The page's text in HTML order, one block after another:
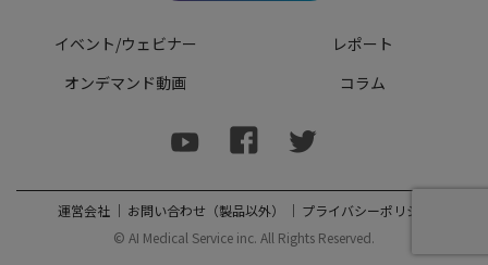
イベント/ウェビナー
レポート
オンデマンド動画
コラム
© AI Medical Service inc. All Rights Reserved.
運営会社 ｜ お問い合わせ（製品以外） ｜ プライバシーポリシー